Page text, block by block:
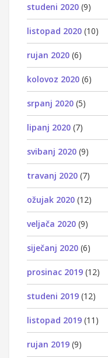
studeni 2020 (9)
listopad 2020 (10)
rujan 2020 (6)
kolovoz 2020 (6)
srpanj 2020 (5)
lipanj 2020 (7)
svibanj 2020 (9)
travanj 2020 (7)
ožujak 2020 (12)
veljača 2020 (9)
siječanj 2020 (6)
prosinac 2019 (12)
studeni 2019 (12)
listopad 2019 (11)
rujan 2019 (9)